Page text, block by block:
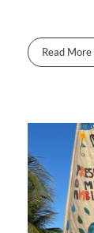
Read More